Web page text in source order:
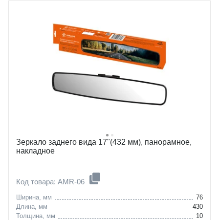
Зеркало заднего вида 17"(432 мм), панорамное,
накладное
Код товара: AMR-06
Ширина, мм
76
Длина, мм
430
Толщина, мм
10